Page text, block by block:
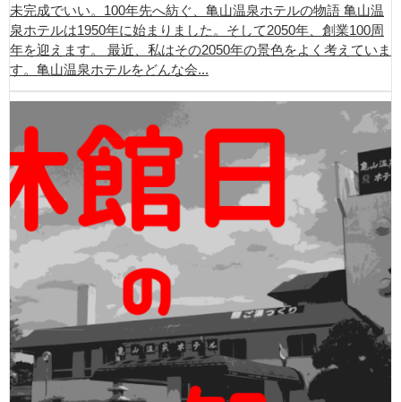
未完成でいい。100年先へ紡ぐ、亀山温泉ホテルの物語 亀山温
泉ホテルは1950年に始まりました。そして2050年、創業100周
年を迎えます。 最近、私はその2050年の景色をよく考えていま
す。亀山温泉ホテルをどんな会...